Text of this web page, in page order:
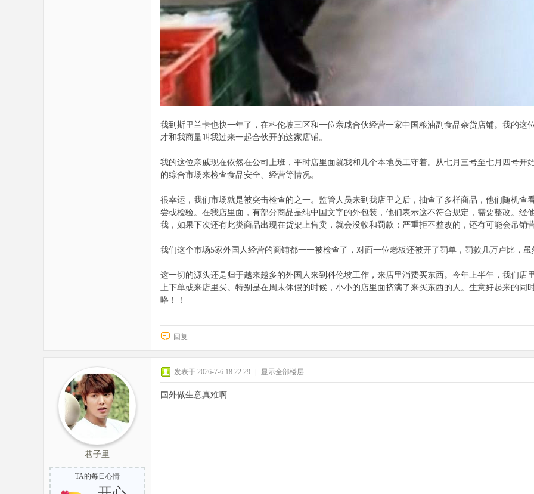
我到斯里兰卡也快一年了，在科伦坡三区和一位亲戚合伙经营一家中国粮油副食品杂货店铺。我的
才和我商量叫我过来一起合伙开的这家店铺。
我的这位亲戚现在依然在公司上班，平时店里面就我和几个本地员工守着。从七月三号至七月四号
的综合市场来检查食品安全、经营等情况。
很幸运，我们市场就是被突击检查的之一。监管人员来到我店里之后，抽查了多样商品，他们随机
尝或检验。在我店里面，有部分商品是纯中国文字的外包装，他们表示这不符合规定，需要整改。经
我，如果下次还有此类商品出现在货架上售卖，就会没收和罚款；严重拒不整改的，还有可能会吊销
我们这个市场5家外国人经营的商铺都一一被检查了，对面一位老板还被开了罚单，罚款几万卢比，
这一切的源头还是归于越来越多的外国人来到科伦坡工作，来店里消费买东西。今年上半年，我们
上下单或来店里买。特别是在周末休假的时候，小小的店里面挤满了来买东西的人。生意好起来的同
咯！！
回复
巷子里
TA的每日心情
发表于 2026-7-6 18:22:29 显示全部楼层
国外做生意真难啊